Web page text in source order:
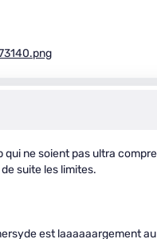
ne soient pas ultra
suite les limites.
est laaaaaargement